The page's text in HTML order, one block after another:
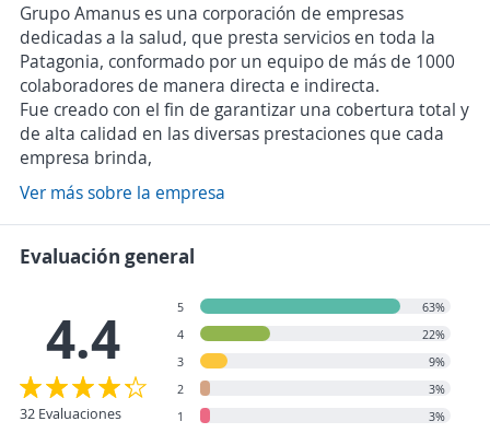
Grupo Amanus es una corporación de empresas
dedicadas a la salud, que presta servicios en toda la
Patagonia, conformado por un equipo de más de 1000
colaboradores de manera directa e indirecta.
Fue creado con el fin de garantizar una cobertura total y
de alta calidad en las diversas prestaciones que cada
empresa brinda,
Ver más sobre la empresa
Evaluación general
4.4
32 Evaluaciones
5
63%
4
22%
3
9%
2
3%
1
3%